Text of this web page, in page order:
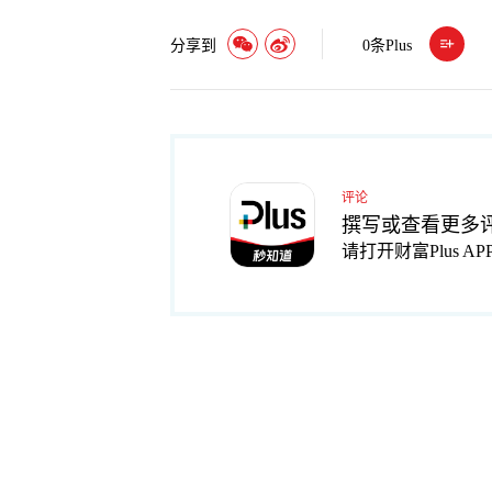
分享到 0条Plus
评论
撰写或查看更多
请打开财富Plus